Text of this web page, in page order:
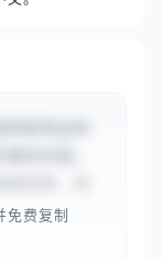
任务、问
免费复制